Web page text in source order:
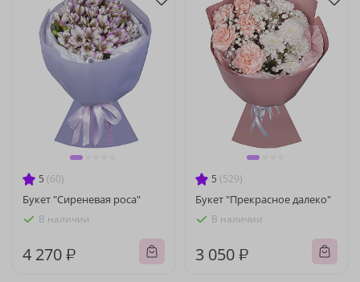
5 (60)
Букет "Сиреневая роса"
В наличии
4 270 ₽
5 (529)
Букет "Прекрасное далеко"
В наличии
3 050 ₽